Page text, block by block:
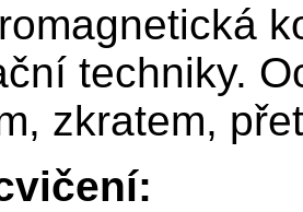
techniky.
zkratem,